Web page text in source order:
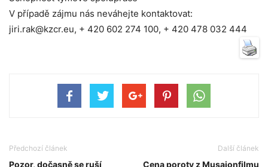
V případě zájmu nás neváhejte kontaktovat:
jiri.rak@kzcr.eu, + 420 602 274 100, + 420 478 032 444
Předchozí článek
Pozor, dočasně se ruší
Další článek
Cena poroty z Musaionfilmu